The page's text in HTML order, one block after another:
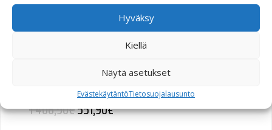
Hyväksy
Kiellä
Näytä asetukset
EvästekäytäntöTietosuojalausunto
1 406,90€551,90€